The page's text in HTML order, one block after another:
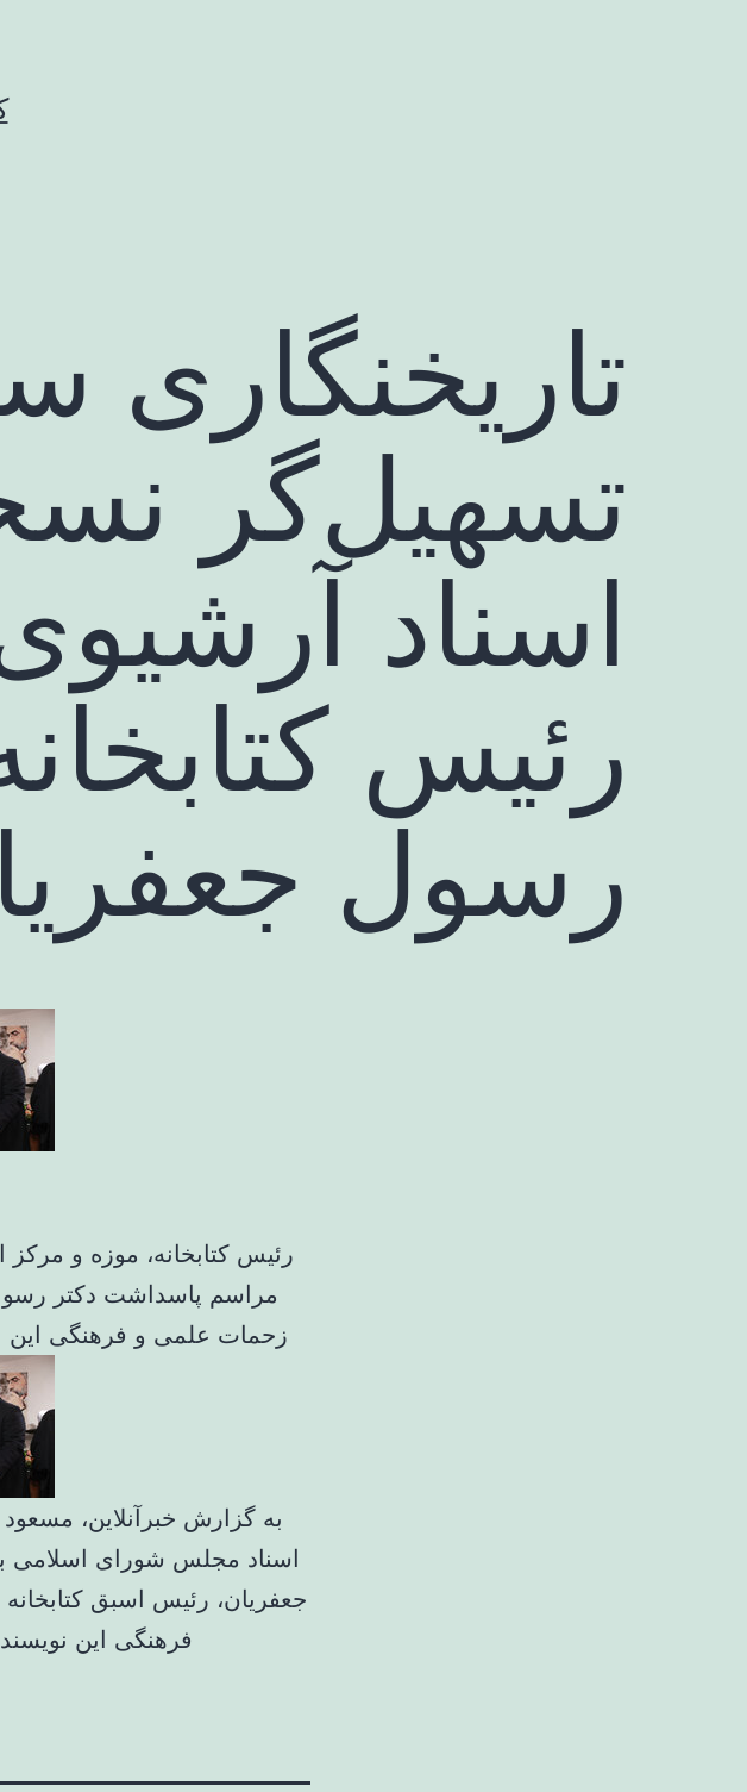
تاریخنگاری
تسهیل‌گر
اسناد
رئیس
رسول
رئیس کتابخانه، موزه و
مراسم پاسداشت دکتر رسول
زحمات علمی و فرهنگی این
به گزارش خبرآنلاین،
اسناد مجلس شورای
جعفریان، رئیس اسبق
فرهنگی این